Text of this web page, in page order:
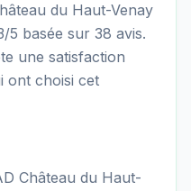
du Haut-Venay
5 basée sur 38 avis.
une satisfaction
ont choisi cet
Château du Haut-